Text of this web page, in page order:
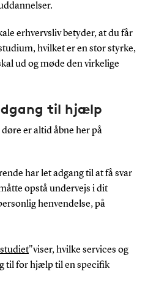
erhvervsliv betyder, at du får
hvilket er en stor styrke,
ud og møde den virkelige
til hjælp
er altid åbne her på
har let adgang til at få svar
opstå undervejs i dit
henvendelse, på
"viser, hvilke services og
til for hjælp til en specifik